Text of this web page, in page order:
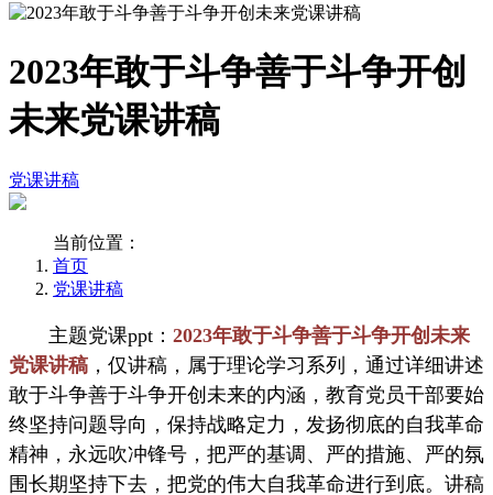
2023年敢于斗争善于斗争开创
未来党课讲稿
党课讲稿
当前位置：
首页
党课讲稿
主题党课ppt： 2023年敢于斗争善于斗争开创未来
党课讲稿 ，仅讲稿，属于理论学习系列，通过详细讲述
敢于斗争善于斗争开创未来的内涵，教育党员干部要始
终坚持问题导向，保持战略定力，发扬彻底的自我革命
精神，永远吹冲锋号，把严的基调、严的措施、严的氛
围长期坚持下去，把党的伟大自我革命进行到底。讲稿